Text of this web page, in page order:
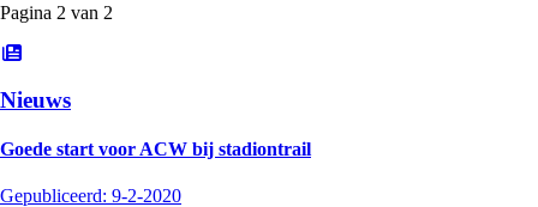
Pagina 2 van 2
Nieuws
Goede start voor ACW bij stadiontrail
Gepubliceerd: 9-2-2020